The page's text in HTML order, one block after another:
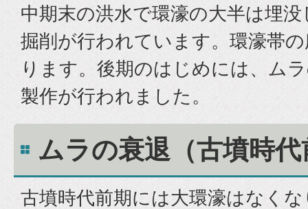
中期末の洪水で環濠の大半は埋
掘削が行われています。環濠帯
ります。後期のはじめには、ム
製作が行われました。
ムラの衰退（古墳時
古墳時代前期には大環濠はなく